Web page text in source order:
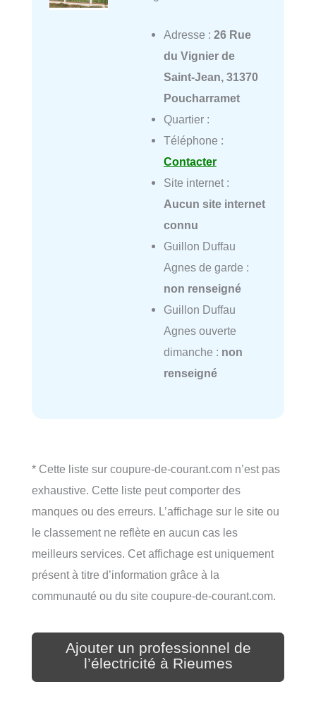
Adresse : 26 Rue
du Vignier de
Saint-Jean, 31370
Poucharramet
Quartier :
Téléphone :
Contacter
Site internet :
Aucun site internet
connu
Guillon Duffau
Agnes de garde :
non renseigné
Guillon Duffau
Agnes ouverte
dimanche : non
renseigné
* Cette liste sur coupure-de-courant.com n’est pas
exhaustive. Cette liste peut comporter des
manques ou des erreurs. L’affichage sur le site ou
le classement ne reflète en aucun cas les
meilleurs services. Cet affichage est uniquement
présent à titre d’information grâce à la
communauté ou du site coupure-de-courant.com.
Ajouter un professionnel de
l’électricité à Rieumes